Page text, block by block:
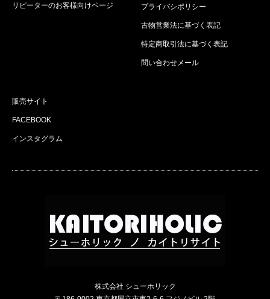
リピーターのお客様向けページ プライバシポリシー
古物営業法に基づく表記
特定商取引法に基づく表記
問い合わせメール
販売サイト
FACEBOOK
インスタグラム
株式会社 シューホリック